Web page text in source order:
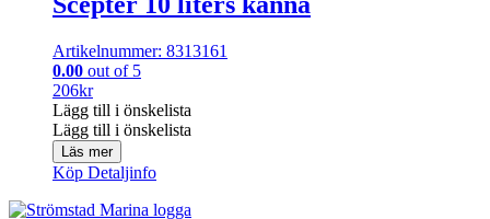
Artikelnummer: 8313161
0.00 out of 5
206kr
Lägg till i önskelista
Lägg till i önskelista
Läs mer
Köp Detaljinfo